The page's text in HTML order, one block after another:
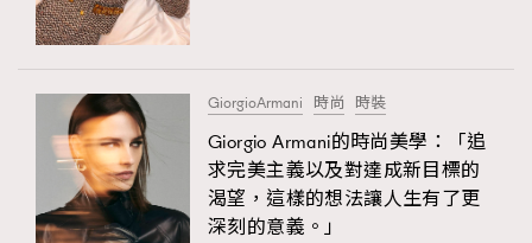
時裝心理學
煲劇日常 334
玩物壯志 1
GiorgioArmani 時尚 時裝
Giorgio Armani的時尚美學：「追
求完美主義以及對達成新目標的
渴望，這樣的想法讓人生有了更
深刻的意義。」